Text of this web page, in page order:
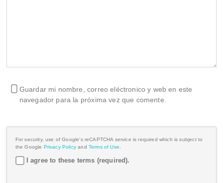
Guardar mi nombre, correo eléctronico y web en este
navegador para la próxima vez que comente.
For security, use of Google's reCAPTCHA service is required which is subject to
the Google Privacy Policy and Terms of Use.
I agree to these terms (required).